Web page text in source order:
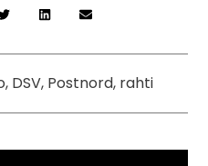
DSV, Postnord, rahti